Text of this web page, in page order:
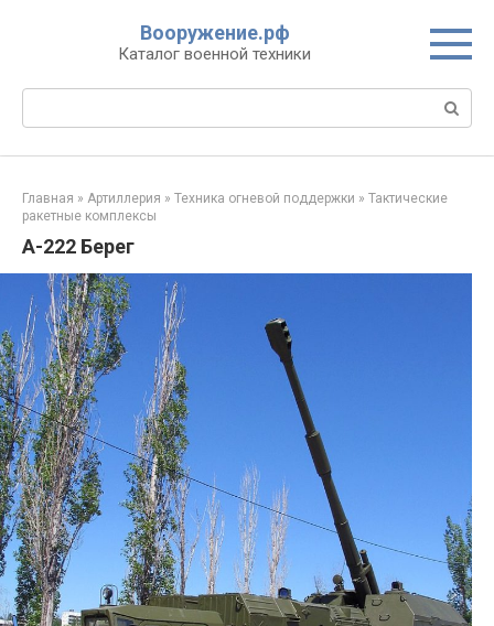
Вооружение.рф
Каталог военной техники
Поиск:
Главная » Артиллерия » Техника огневой поддержки » Тактические
ракетные комплексы
А-222 Берег